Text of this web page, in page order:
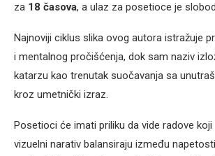
za 18 časova, a ulaz za posetioce je
Najnoviji ciklus slika ovog autora istražuje
i mentalnog pročišćenja, dok sam naziv
katarzu kao trenutak suočavanja sa
kroz umetnički izraz.
Posetioci će imati priliku da vide radove
vizuelni narativ balansiraju između